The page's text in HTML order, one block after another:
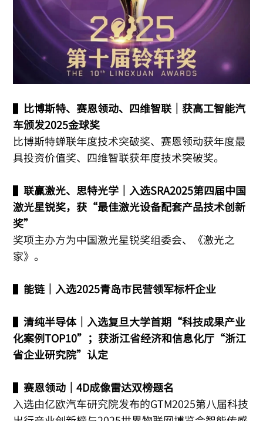
▌ 比博斯特、赛恩领动、四维智联｜获高工智能汽
车颁发2025金球奖
比博斯特蝉联年度技术突破奖、赛恩领动获年度最
具投资价值奖、四维智联获年度技术突破奖。
▌联赢激光、思特光学｜入选SRA2025第四届中国
激光星锐奖，获“最佳激光设备配套产品技术创新
奖”
奖项主办方为中国激光星锐奖组委会、《激光之
家》。
▌ 能链｜入选2025青岛市民营领军标杆企业
▌清纯半导体｜入选复旦大学首期“科技成果产业
化案例TOP10”；获浙江省经济和信息化厅“浙江
省企业研究院”认定
▌赛恩领动｜4D成像雷达双榜题名
入选由亿欧汽车研究院发布的GTM2025第八届科技